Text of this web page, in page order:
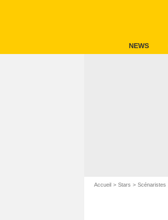
NEWS
Accueil Stars Scénaristes